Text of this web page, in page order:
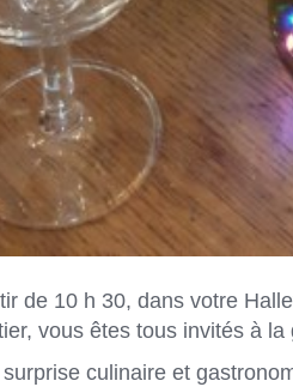
de 10 h 30, dans votre
vous êtes tous invités à
culinaire et